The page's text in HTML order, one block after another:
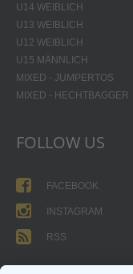
U14 WEIBLICH
U13 WEIBLICH
U12 WEIBLICH
U15 MÄNNLICH
MIXED - JUMPERTOS
MIXED - HECHTBAGGER
FOLLOW US
FACEBOOK
INSTAGRAM
RSS